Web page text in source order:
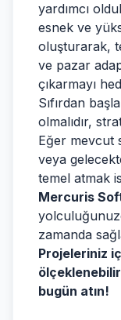
yardımcı
esnek ve
oluşturarak,
ve pazar
çıkarmayı
Sıfırdan
olmalıdır,
Eğer mevcut
veya
temel atmak
Mercuris
zamanda
Projeleriniz
bugün atın!